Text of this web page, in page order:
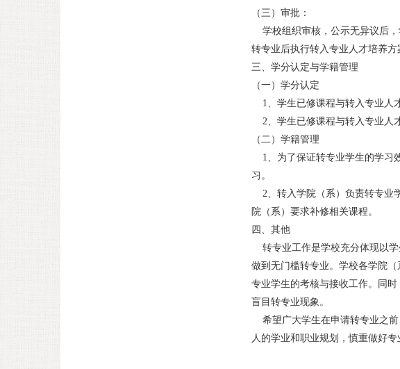
（三）审批：
学校组织审核，公示无异议后，
转专业后执行转入专业人才培养
三、学分认定与学籍管理
（一）学分认定
1、学生已修课程与转入专业人
2、学生已修课程与转入专业人
（二）学籍管理
1、为了保证转专业学生的学习
习。
2、转入学院（系）负责转专业
院（系）要求补修相关课程。
四、其他
转专业工作是学校充分体现以学
做到无门槛转专业。学校各学院
专业学生的考核与接收工作。同
盲目转专业现象。
希望广大学生在申请转专业之前
人的学业和职业规划，慎重做好专